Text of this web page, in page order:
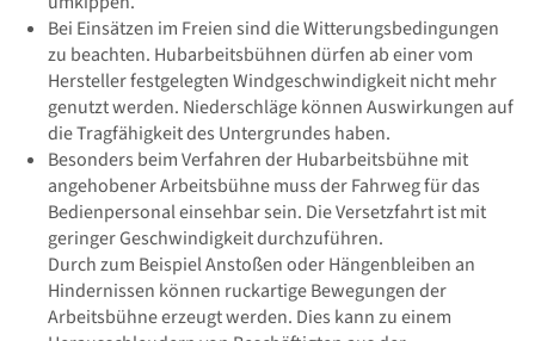
Bei Einsätzen im Freien sind die Witterungsbedingungen
zu beachten. Hubarbeitsbühnen dürfen ab einer vom
Hersteller festgelegten Windgeschwindigkeit nicht mehr
genutzt werden. Niederschläge können Auswirkungen auf
die Tragfähigkeit des Untergrundes haben.
Besonders beim Verfahren der Hubarbeitsbühne mit
angehobener Arbeitsbühne muss der Fahrweg für das
Bedienpersonal einsehbar sein. Die Versetzfahrt ist mit
geringer Geschwindigkeit durchzuführen.
Durch zum Beispiel Anstoßen oder Hängenbleiben an
Hindernissen können ruckartige Bewegungen der
Arbeitsbühne erzeugt werden. Dies kann zu einem